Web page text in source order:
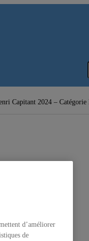
Capitant 2024 – Catégorie
d’améliorer
de